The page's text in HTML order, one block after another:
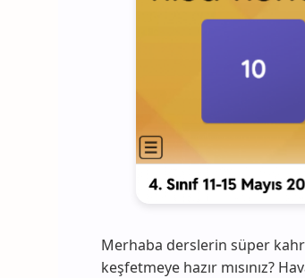
Merhaba derslerin süper
keşfetmeye hazır mısınız?